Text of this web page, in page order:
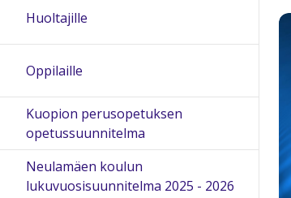
Huoltajille
Oppilaille
Kuopion perusopetuksen
opetussuunnitelma
Neulamäen koulun
lukuvuosisuunnitelma 2025 - 2026